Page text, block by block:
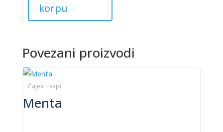
chosen
on
product
page
korpu
Povezani proizvodi
Čajevi i kapi
Menta
This
product
has